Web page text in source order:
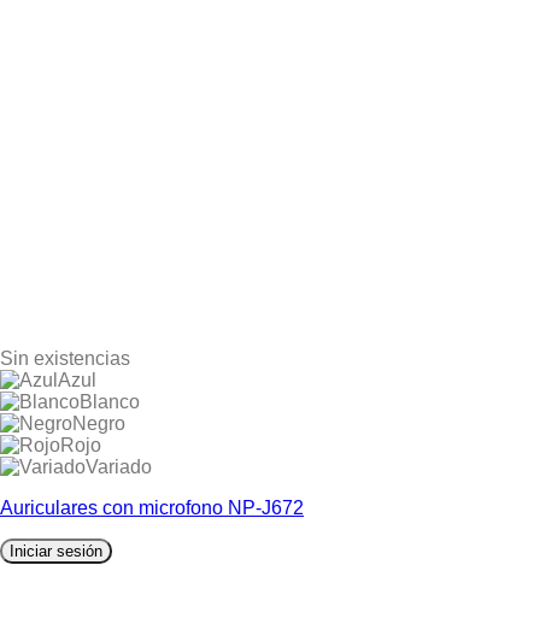
Sin existencias
Azul
Blanco
Negro
Rojo
Variado
Auriculares con microfono NP-J672
Iniciar sesión